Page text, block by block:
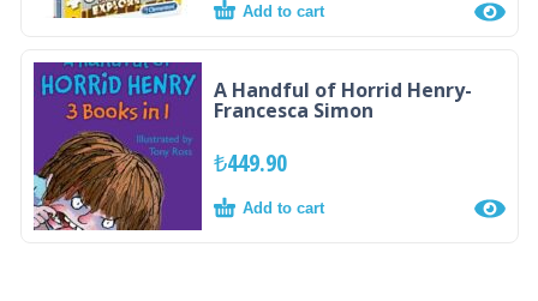
Add to cart
A Handful of Horrid Henry-
Francesca Simon
₺449.90
Add to cart